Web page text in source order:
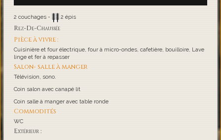
2 couchages - 2 épis
Rez-De-Chaussée
Pièce à vivre :
Cuisinière et four électrique, four à micro-ondes, cafetière, bouilloire, Lave
linge et fer à repasser
Salon- salle à manger
Télévision, sono.
Coin salon avec canapé lit
Coin salle à manger avec table ronde
Commodités
WC
Extérieur :